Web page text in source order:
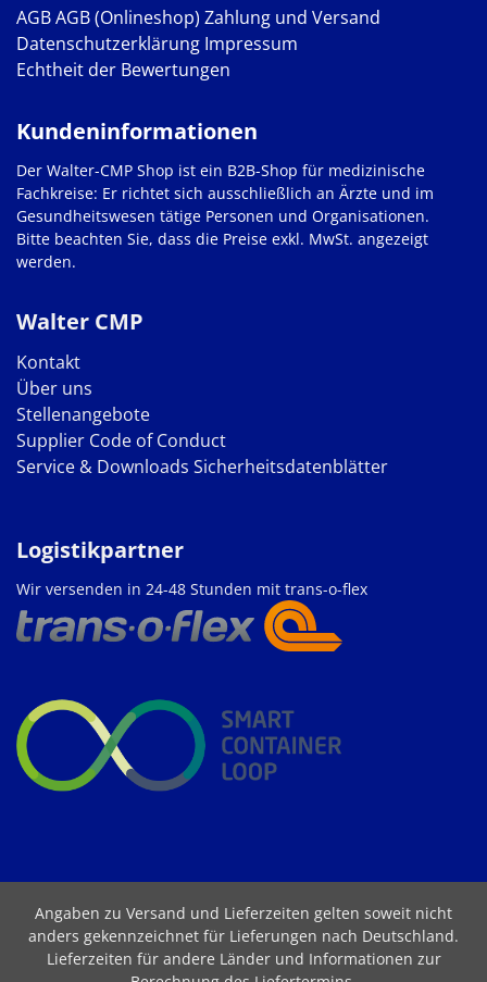
AGBAGB (Onlineshop) Zahlung und Versand
Datenschutzerklärung Impressum
Echtheit der Bewertungen
Walter CMP
Kontakt
Über uns
Stellenangebote
Supplier Code of Conduct
Service & Downloads Sicherheitsdatenblätter
Kundeninformationen
Der Walter-CMP Shop ist ein B2B-Shop für medizinische
Fachkreise: Er richtet sich ausschließlich an Ärzte und im
Gesundheitswesen tätige Personen und Organisationen.
Bitte beachten Sie, dass die Preise exkl. MwSt. angezeigt
werden.
Logistikpartner
Wir versenden in 24-48 Stunden mit trans-o-flex
Angaben zu Versand und Lieferzeiten gelten soweit nicht
anders gekennzeichnet für Lieferungen nach Deutschland.
Lieferzeiten für andere Länder und Informationen zur